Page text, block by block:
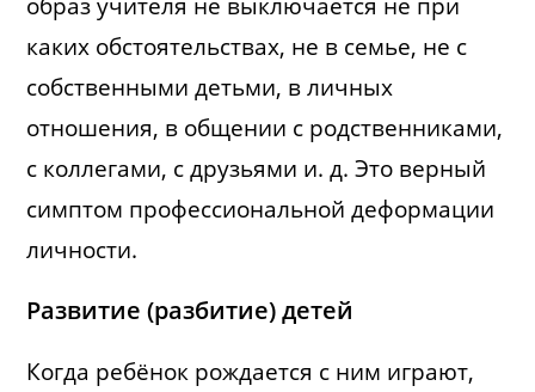
каких обстоятельствах, не в семье, не с
собственными детьми, в личных
отношения, в общении с родственниками,
с коллегами, с друзьями и. д. Это верный
симптом профессиональной деформации
личности.
Развитие (разбитие) детей
Когда ребёнок рождается с ним играют,